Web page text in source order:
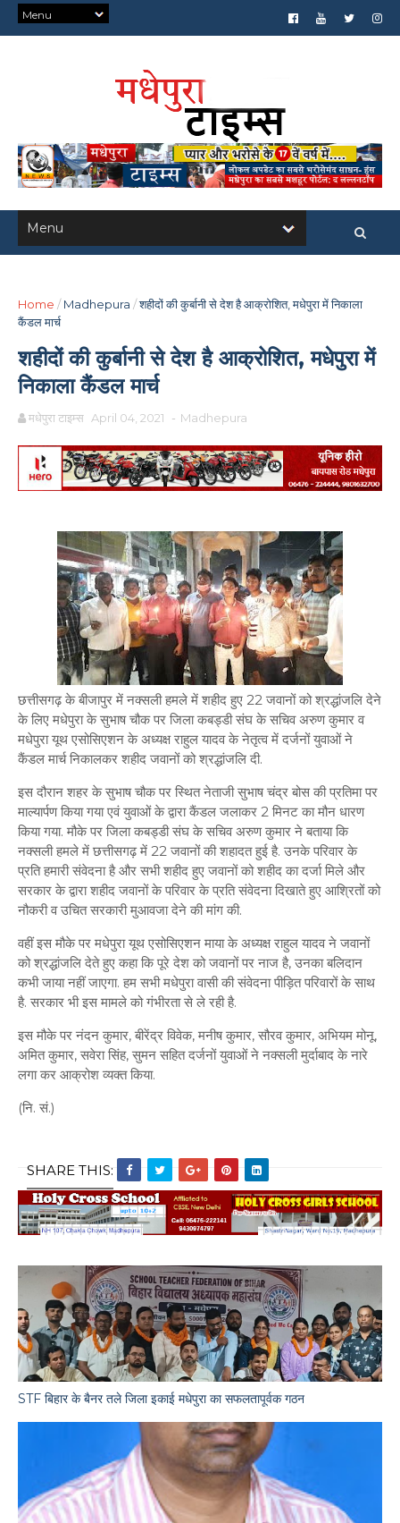
Home / Madhepura /शहीदों की कुर्बानी से देश है आक्रोशित, मधेपुरा में निकाला
कैंडल मार्च
शहीदों की कुर्बानी से देश है आक्रोशित, मधेपुरा में
निकाला कैंडल मार्च
मधेपुरा टाइम्स April 04, 2021 - Madhepura
छत्तीसगढ़ के बीजापुर में नक्सली हमले में शहीद हुए 22 जवानों को श्रद्धांजलि देने
के लिए मधेपुरा के सुभाष चौक पर जिला कबड्डी संघ के सचिव अरुण कुमार व
मधेपुरा यूथ एसोसिएशन के अध्यक्ष राहुल यादव के नेतृत्व में दर्जनों युवाओं ने
कैंडल मार्च निकालकर शहीद जवानों को श्रद्धांजलि दी.
इस दौरान शहर के सुभाष चौक पर स्थित नेताजी सुभाष चंद्र बोस की प्रतिमा पर
माल्यार्पण किया गया एवं युवाओं के द्वारा कैंडल जलाकर 2 मिनट का मौन धारण
किया गया. मौके पर जिला कबड्डी संघ के सचिव अरुण कुमार ने बताया कि
नक्सली हमले में छत्तीसगढ़ में 22 जवानों की शहादत हुई है. उनके परिवार के
प्रति हमारी संवेदना है और सभी शहीद हुए जवानों को शहीद का दर्जा मिले और
सरकार के द्वारा शहीद जवानों के परिवार के प्रति संवेदना दिखाते हुए आश्रितों को
नौकरी व उचित सरकारी मुआवजा देने की मांग की.
वहीं इस मौके पर मधेपुरा यूथ एसोसिएशन माया के अध्यक्ष राहुल यादव ने जवानों
को श्रद्धांजलि देते हुए कहा कि पूरे देश को जवानों पर नाज है, उनका बलिदान
कभी जाया नहीं जाएगा. हम सभी मधेपुरा वासी की संवेदना पीड़ित परिवारों के साथ
है. सरकार भी इस मामले को गंभीरता से ले रही है.
इस मौके पर नंदन कुमार, बीरेंद्र विवेक, मनीष कुमार, सौरव कुमार, अभियम मोनू,
अमित कुमार, सवेरा सिंह, सुमन सहित दर्जनों युवाओं ने नक्सली मुर्दाबाद के नारे
लगा कर आक्रोश व्यक्त किया.
(नि. सं.)
SHARE THIS:
STF बिहार के बैनर तले जिला इकाई मधेपुरा का सफलतापूर्वक गठन